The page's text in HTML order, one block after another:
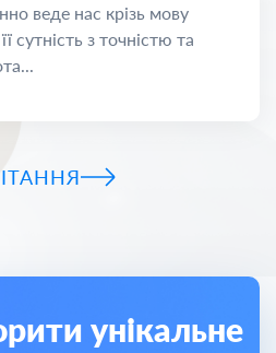
веде нас крізь мову
сутність з точністю та
унікальне